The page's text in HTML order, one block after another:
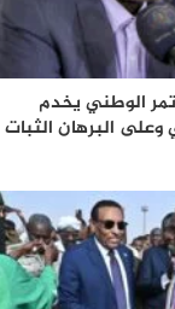
الوطني يخدم
وعلى البرهان الثبات